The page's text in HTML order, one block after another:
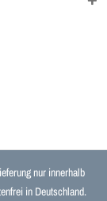
nur innerhalb
in Deutschland.